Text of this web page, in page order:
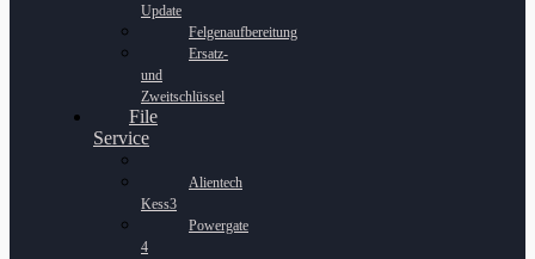
Update
Felgenaufbereitung
Ersatz-
und
Zweitschlüssel
File
Service
Alientech
Kess3
Powergate
4